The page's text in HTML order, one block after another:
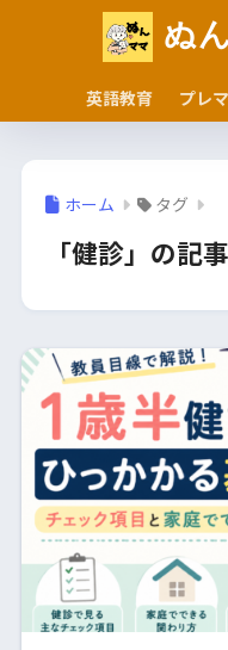
ぬ
英語教育 プレ
ホーム タグ
「健診」の記